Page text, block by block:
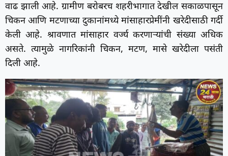
वाढ झाली आहे. ग्रामीण बरोबरच शहरीभागात देखील सकाळपासून
चिकन आणि मटणाच्या दुकानांमध्ये मांसाहारप्रेमींनी खरेदीसाठी गर्दी
केली आहे. श्रावणात मांसाहार वर्ज्य करणाऱ्यांची संख्या अधिक
असते. त्यामुळे नागरिकांनी चिकन, मटण, मासे खरेदीला पसंती
दिली आहे.